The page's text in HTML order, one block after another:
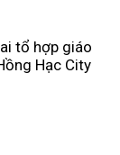
tổ hợp giáo
Hạc City